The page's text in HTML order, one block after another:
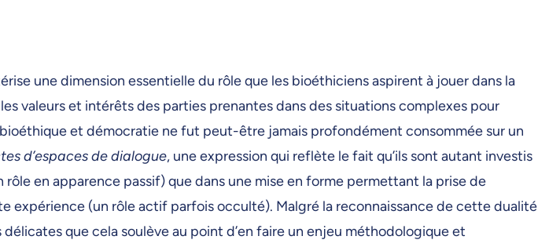
une dimension essentielle du rôle que les bioéthiciens aspirent à jouer dans la
valeurs et intérêts des parties prenantes dans des situations complexes pour
et démocratie ne fut peut-être jamais profondément consommée sur un
d’espaces de dialogue, une expression qui reflète le fait qu’ils sont autant investis
en apparence passif) que dans une mise en forme permettant la prise de
(un rôle actif parfois occulté). Malgré la reconnaissance de cette dualité
que cela soulève au point d’en faire un enjeu méthodologique et